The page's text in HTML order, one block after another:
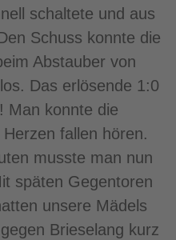
schaltete und aus
Schuss konnte die
Abstauber von
Das erlösende 1:0
Man konnte die
fallen hören.
musste man nun
späten Gegentoren
unsere Mädels
Brieselang kurz